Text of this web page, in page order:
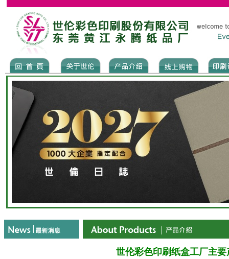
世伦彩色印刷纸盒工厂主